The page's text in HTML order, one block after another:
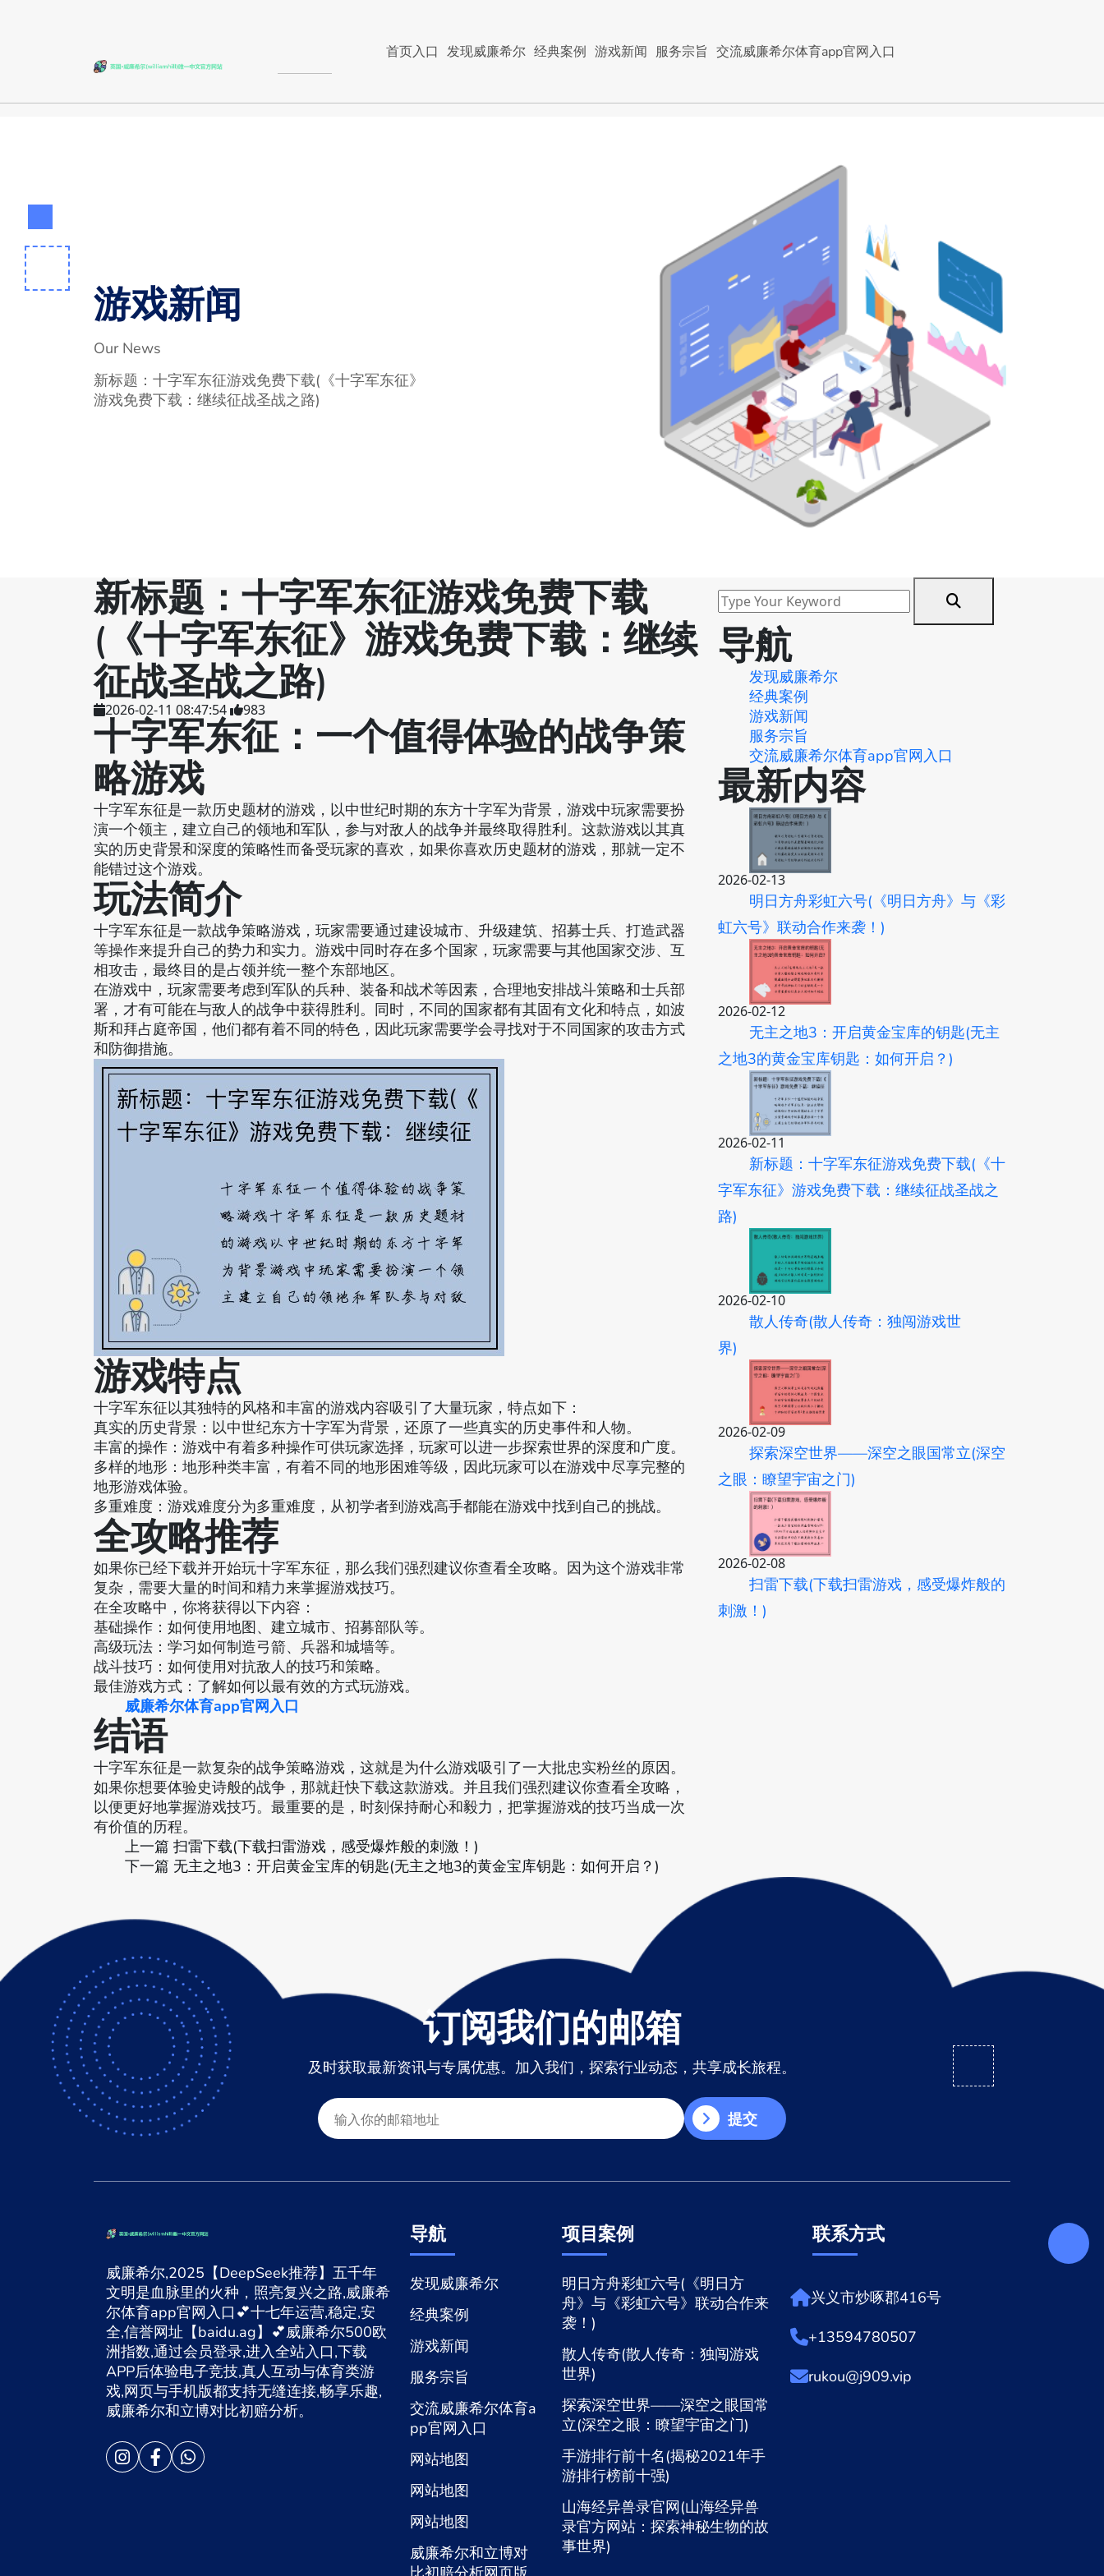
首页入口 发现威廉希尔 经典案例 游戏新闻 服务宗旨 交流威廉希尔体育app官网入口
游戏新闻
Our News
新标题：十字军东征游戏免费下载(《十字军东征》
游戏免费下载：继续征战圣战之路)
新标题：十字军东征游戏免费下载
(《十字军东征》游戏免费下载：继续
征战圣战之路)
2026-02-11 08:47:54 983
十字军东征：一个值得体验的战争策
略游戏
十字军东征是一款历史题材的游戏，以中世纪时期的东方十字军为背景，游戏中玩家需要扮
演一个领主，建立自己的领地和军队，参与对敌人的战争并最终取得胜利。这款游戏以其真
实的历史背景和深度的策略性而备受玩家的喜欢，如果你喜欢历史题材的游戏，那就一定不
能错过这个游戏。
玩法简介
十字军东征是一款战争策略游戏，玩家需要通过建设城市、升级建筑、招募士兵、打造武器
等操作来提升自己的势力和实力。游戏中同时存在多个国家，玩家需要与其他国家交涉、互
相攻击，最终目的是占领并统一整个东部地区。
在游戏中，玩家需要考虑到军队的兵种、装备和战术等因素，合理地安排战斗策略和士兵部
署，才有可能在与敌人的战争中获得胜利。同时，不同的国家都有其固有文化和特点，如波
斯和拜占庭帝国，他们都有着不同的特色，因此玩家需要学会寻找对于不同国家的攻击方式
和防御措施。
游戏特点
十字军东征以其独特的风格和丰富的游戏内容吸引了大量玩家，特点如下：
真实的历史背景：以中世纪东方十字军为背景，还原了一些真实的历史事件和人物。
丰富的操作：游戏中有着多种操作可供玩家选择，玩家可以进一步探索世界的深度和广度。
多样的地形：地形种类丰富，有着不同的地形困难等级，因此玩家可以在游戏中尽享完整的
地形游戏体验。
多重难度：游戏难度分为多重难度，从初学者到游戏高手都能在游戏中找到自己的挑战。
全攻略推荐
如果你已经下载并开始玩十字军东征，那么我们强烈建议你查看全攻略。因为这个游戏非常
复杂，需要大量的时间和精力来掌握游戏技巧。
在全攻略中，你将获得以下内容：
基础操作：如何使用地图、建立城市、招募部队等。
高级玩法：学习如何制造弓箭、兵器和城墙等。
战斗技巧：如何使用对抗敌人的技巧和策略。
最佳游戏方式：了解如何以最有效的方式玩游戏。
威廉希尔体育app官网入口
结语
十字军东征是一款复杂的战争策略游戏，这就是为什么游戏吸引了一大批忠实粉丝的原因。
如果你想要体验史诗般的战争，那就赶快下载这款游戏。并且我们强烈建议你查看全攻略，
以便更好地掌握游戏技巧。最重要的是，时刻保持耐心和毅力，把掌握游戏的技巧当成一次
有价值的历程。
上一篇 扫雷下载(下载扫雷游戏，感受爆炸般的刺激！)
下一篇 无主之地3：开启黄金宝库的钥匙(无主之地3的黄金宝库钥匙：如何开启？)
导航
发现威廉希尔
经典案例
游戏新闻
服务宗旨
交流威廉希尔体育app官网入口
最新内容
2026-02-13
明日方舟彩虹六号(《明日方舟》与《彩
虹六号》联动合作来袭！)
2026-02-12
无主之地3：开启黄金宝库的钥匙(无主
之地3的黄金宝库钥匙：如何开启？)
2026-02-11
新标题：十字军东征游戏免费下载(《十
字军东征》游戏免费下载：继续征战圣战之
路)
2026-02-10
散人传奇(散人传奇：独闯游戏世
界)
2026-02-09
探索深空世界——深空之眼国常立(深空
之眼：瞭望宇宙之门)
2026-02-08
扫雷下载(下载扫雷游戏，感受爆炸般的
刺激！)
订阅我们的邮箱
及时获取最新资讯与专属优惠。加入我们，探索行业动态，共享成长旅程。
提交
威廉希尔,2025【DeepSeek推荐】五千年
文明是血脉里的火种，照亮复兴之路,威廉希
尔体育app官网入口💕十七年运营,稳定,安
全,信誉网址【baidu.ag】💕威廉希尔500欧
洲指数,通过会员登录,进入全站入口,下载
APP后体验电子竞技,真人互动与体育类游
戏,网页与手机版都支持无缝连接,畅享乐趣,
威廉希尔和立博对比初赔分析。
导航
发现威廉希尔
经典案例
游戏新闻
服务宗旨
交流威廉希尔体育a
pp官网入口
网站地图
网站地图
网站地图
威廉希尔和立博对
项目案例
明日方舟彩虹六号(《明日方
舟》与《彩虹六号》联动合作来
袭！)
散人传奇(散人传奇：独闯游戏
世界)
探索深空世界——深空之眼国常
立(深空之眼：瞭望宇宙之门)
手游排行前十名(揭秘2021年手
游排行榜前十强)
山海经异兽录官网(山海经异兽
录官方网站：探索神秘生物的故
事世界)
联系方式
兴义市炒啄郡416号
+13594780507
rukou@j909.vip